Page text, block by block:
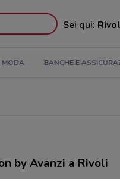
Sei qui:
MODA BANCHE E
by Avanzi a Rivoli